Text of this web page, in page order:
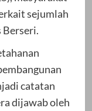
sejumlah
Berseri.
catatan
dijawab oleh